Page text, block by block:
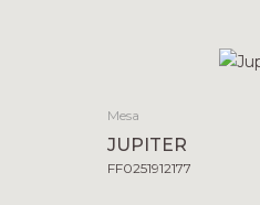
Mesa
JUPITER
FF0251912177